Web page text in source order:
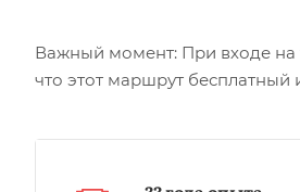
Важный момент: При входе на
что этот маршрут